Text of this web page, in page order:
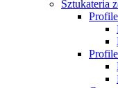
Sztukateria